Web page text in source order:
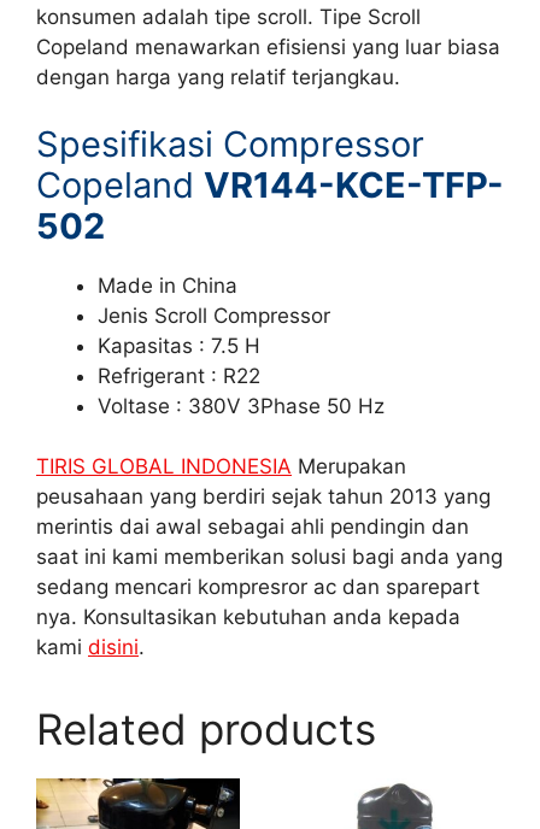
konsumen adalah tipe scroll. Tipe Scroll
Copeland menawarkan efisiensi yang luar biasa
dengan harga yang relatif terjangkau.
Spesifikasi Compressor
Copeland VR144-KCE-TFP-
502
Made in China
Jenis Scroll Compressor
Kapasitas : 7.5 H
Refrigerant : R22
Voltase : 380V 3Phase 50 Hz
TIRIS GLOBAL INDONESIA Merupakan
peusahaan yang berdiri sejak tahun 2013 yang
merintis dai awal sebagai ahli pendingin dan
saat ini kami memberikan solusi bagi anda yang
sedang mencari kompresror ac dan sparepart
nya. Konsultasikan kebutuhan anda kepada
kami disini.
Related products